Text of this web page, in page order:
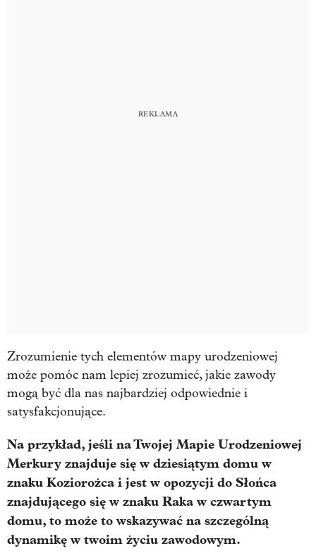
Zrozumienie tych elementów mapy urodzeniowej
może pomóc nam lepiej zrozumieć, jakie zawody
mogą być dla nas najbardziej odpowiednie i
satysfakcjonujące.
Na przykład, jeśli na Twojej Mapie Urodzeniowej
Merkury znajduje się w dziesiątym domu w
znaku Koziorożca i jest w opozycji do Słońca
znajdującego się w znaku Raka w czwartym
domu, to może to wskazywać na szczególną
dynamikę w twoim życiu zawodowym.